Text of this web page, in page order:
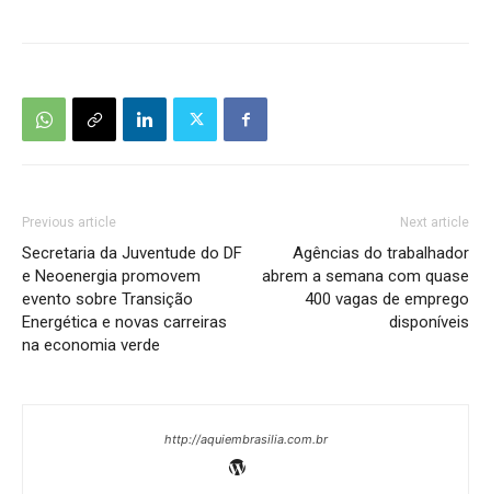
Previous article
Secretaria da Juventude do DF
e Neoenergia promovem
evento sobre Transição
Energética e novas carreiras
na economia verde
Next article
Agências do trabalhador
abrem a semana com quase
400 vagas de emprego
disponíveis
http://aquiembrasilia.com.br